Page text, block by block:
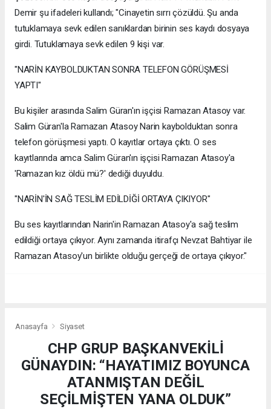
Demir şu ifadeleri kullandı; "Cinayetin sırrı çözüldü. Şu anda
tutuklamaya sevk edilen sanıklardan birinin ses kaydı dosyaya
girdi. Tutuklamaya sevk edilen 9 kişi var.
"NARİN KAYBOLDUKTAN SONRA TELEFON GÖRÜŞMESİ
YAPTI"
Bu kişiler arasında Salim Güran'ın işçisi Ramazan Atasoy var.
Salim Güran'la Ramazan Atasoy Narin kaybolduktan sonra
telefon görüşmesi yaptı. O kayıtlar ortaya çıktı. O ses
kayıtlarında amca Salim Güran'ın işçisi Ramazan Atasoy'a
'Ramazan kız öldü mü?' dediği duyuldu.
"NARİN'İN SAĞ TESLİM EDİLDİĞİ ORTAYA ÇIKIYOR"
Bu ses kayıtlarından Narin'in Ramazan Atasoy'a sağ teslim
edildiği ortaya çıkıyor. Aynı zamanda itirafçı Nevzat Bahtiyar ile
Ramazan Atasoy'un birlikte olduğu gerçeği de ortaya çıkıyor."
Anasayfa Siyaset
CHP GRUP BAŞKANVEKİLİ
GÜNAYDIN: “HAYATIMIZ BOYUNCA
ATANMIŞTAN DEĞİL
SEÇİLMİŞTEN YANA OLDUK”